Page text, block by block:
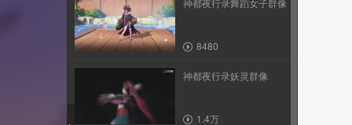
神都夜行录舞蹈女子群像
8480
神都夜行录妖灵群像
1.4万